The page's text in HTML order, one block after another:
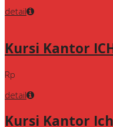
detail
Kursi Kantor
Rp
detail
Kursi Kantor